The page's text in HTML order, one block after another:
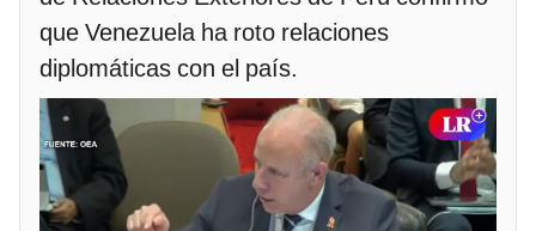
que Venezuela ha roto relaciones
diplomáticas con el país.